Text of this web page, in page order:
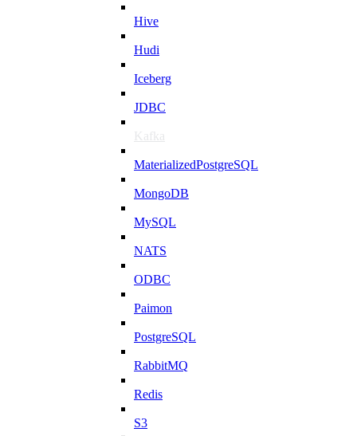
Hive
Hudi
Iceberg
JDBC
Kafka
MaterializedPostgreSQL
MongoDB
MySQL
NATS
ODBC
Paimon
PostgreSQL
RabbitMQ
Redis
S3